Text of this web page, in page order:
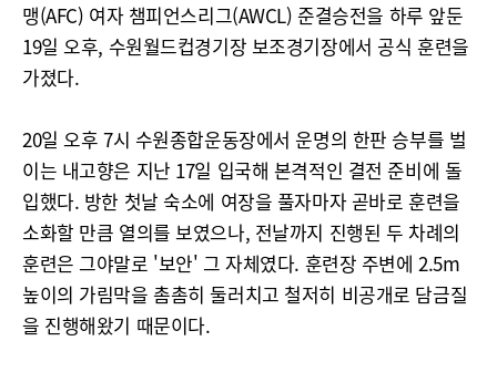
맹(AFC) 여자 챔피언스리그(AWCL) 준결승전을 하루 앞둔
19일 오후, 수원월드컵경기장 보조경기장에서 공식 훈련을
가졌다.
20일 오후 7시 수원종합운동장에서 운명의 한판 승부를 벌
이는 내고향은 지난 17일 입국해 본격적인 결전 준비에 돌
입했다. 방한 첫날 숙소에 여장을 풀자마자 곧바로 훈련을
소화할 만큼 열의를 보였으나, 전날까지 진행된 두 차례의
훈련은 그야말로 '보안' 그 자체였다. 훈련장 주변에 2.5m
높이의 가림막을 촘촘히 둘러치고 철저히 비공개로 담금질
을 진행해왔기 때문이다.